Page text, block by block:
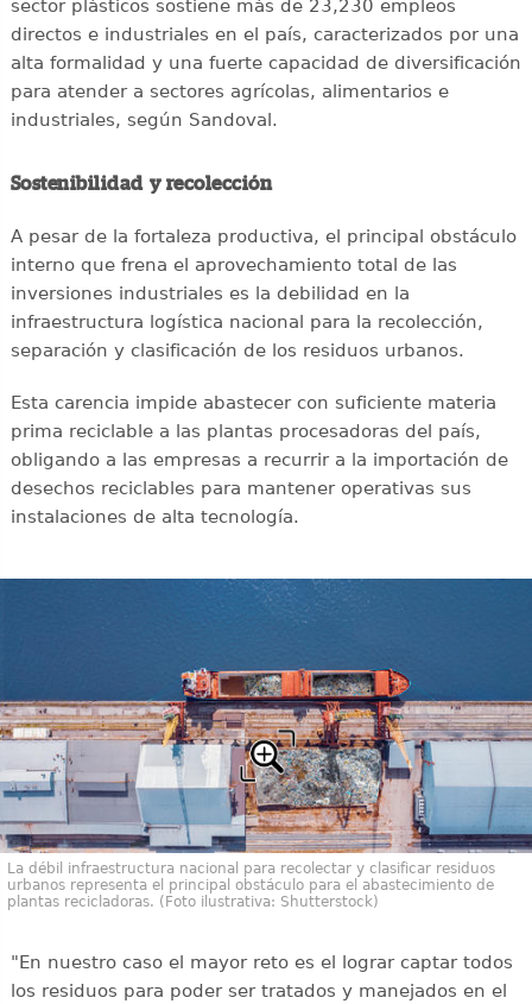
sector plásticos sostiene más de 23,230 empleos
directos e industriales en el país, caracterizados por una
alta formalidad y una fuerte capacidad de diversificación
para atender a sectores agrícolas, alimentarios e
industriales, según Sandoval.
Sostenibilidad y recolección
A pesar de la fortaleza productiva, el principal obstáculo
interno que frena el aprovechamiento total de las
inversiones industriales es la debilidad en la
infraestructura logística nacional para la recolección,
separación y clasificación de los residuos urbanos.
Esta carencia impide abastecer con suficiente materia
prima reciclable a las plantas procesadoras del país,
obligando a las empresas a recurrir a la importación de
desechos reciclables para mantener operativas sus
instalaciones de alta tecnología.
La débil infraestructura nacional para recolectar y clasificar residuos
urbanos representa el principal obstáculo para el abastecimiento de
plantas recicladoras. (Foto ilustrativa: Shutterstock)
"En nuestro caso el mayor reto es el lograr captar todos
los residuos para poder ser tratados y manejados en el